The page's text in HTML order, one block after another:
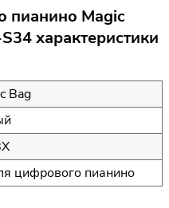
пианино Magic
характеристики
Bag
цифрового пианино